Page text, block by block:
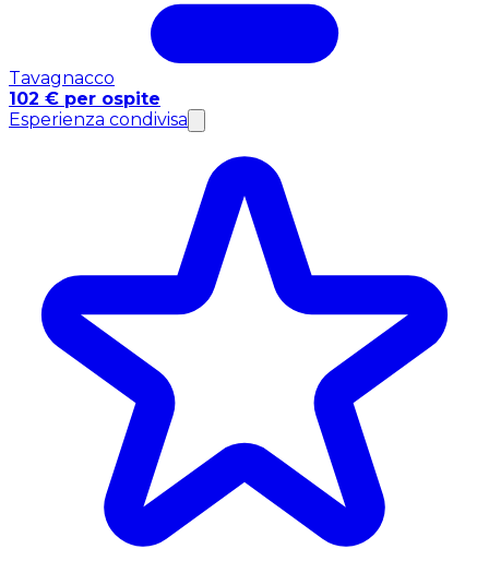
Tavagnacco
102 € per ospite
Esperienza condivisa